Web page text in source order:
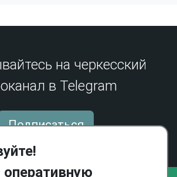
Афипс (1570 г.): исторический контекст
окончания Кавказской войны
Аш Атажукина в контексте участия
в Кавказской войне
на черкесский
в Telegram
Подписаться